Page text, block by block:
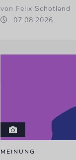
von Felix Schotland
07.08.2026
MEINUNG